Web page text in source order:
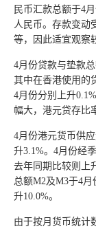
民币汇款总额于4
人民币。存款变动
等，因此适宜观察
4月份贷款与垫款
其中在香港使用的
4月份分别上升
幅大，港元贷存比
4月份港元货币供
升3.1%。4月份经
去年同期比较则上
总额M2及M3于4
升10.0%。
由于按月货币统计